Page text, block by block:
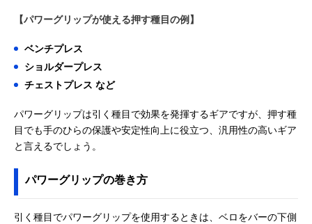
【パワーグリップが使える押す種目の例】
ベンチプレス
ショルダープレス
チェストプレス など
パワーグリップは引く種目で効果を発揮するギアですが、押す種
目でも手のひらの保護や安定性向上に役立つ、汎用性の高いギア
と言えるでしょう。
パワーグリップの巻き方
引く種目でパワーグリップを使用するときは、ベロをバーの下側